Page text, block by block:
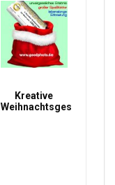
Kreative
Weihnachtsgeschenke